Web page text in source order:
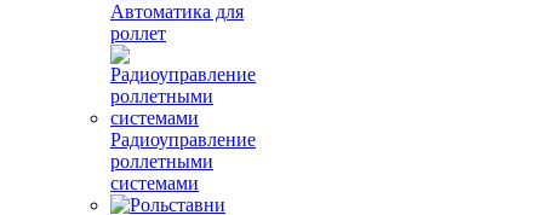
Автоматика для
роллет
Радиоуправление
роллетными
системами